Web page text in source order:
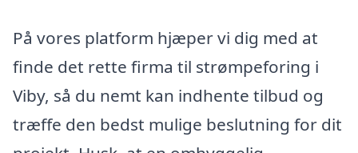
På vores platform hjæper vi dig med at
finde det rette firma til strømpeforing i
Viby, så du nemt kan indhente tilbud og
træffe den bedst mulige beslutning for dit